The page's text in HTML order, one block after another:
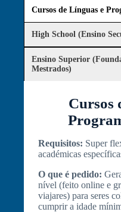
Cursos de Línguas e
High School (Ensino
Ensino Superior
Mestrados)
Cursos
Requisitos: Super
académicas
O que é pedido:
nível (feito online e
viajares) para seres
cumprir a idade